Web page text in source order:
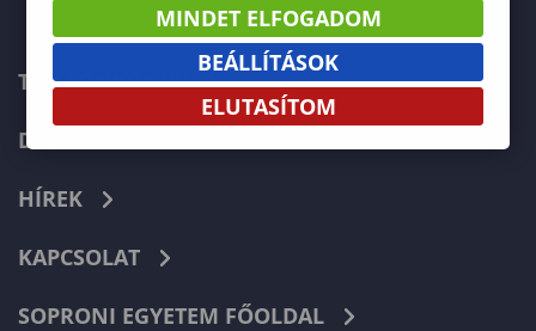
TELEFONKÖNYV
DOKUMENTUMOK
HÍREK
KAPCSOLAT
SOPRONI EGYETEM FŐOLDAL
MINDET ELFOGADOM
BEÁLLÍTÁSOK
ELUTASÍTOM